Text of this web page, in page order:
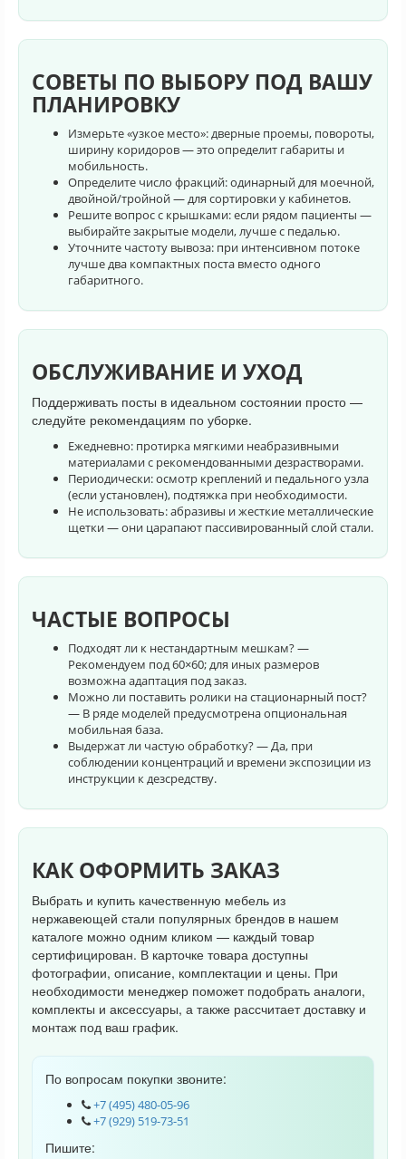
СОВЕТЫ ПО ВЫБОРУ ПОД ВАШУ
ПЛАНИРОВКУ
Измерьте «узкое место»: дверные проемы, повороты,
ширину коридоров — это определит габариты и
мобильность.
Определите число фракций: одинарный для моечной,
двойной/тройной — для сортировки у кабинетов.
Решите вопрос с крышками: если рядом пациенты —
выбирайте закрытые модели, лучше с педалью.
Уточните частоту вывоза: при интенсивном потоке
лучше два компактных поста вместо одного
габаритного.
ОБСЛУЖИВАНИЕ И УХОД
Поддерживать посты в идеальном состоянии просто —
следуйте рекомендациям по уборке.
Ежедневно: протирка мягкими неабразивными
материалами с рекомендованными дезрастворами.
Периодически: осмотр креплений и педального узла
(если установлен), подтяжка при необходимости.
Не использовать: абразивы и жесткие металлические
щетки — они царапают пассивированный слой стали.
ЧАСТЫЕ ВОПРОСЫ
Подходят ли к нестандартным мешкам? —
Рекомендуем под 60×60; для иных размеров
возможна адаптация под заказ.
Можно ли поставить ролики на стационарный пост?
— В ряде моделей предусмотрена опциональная
мобильная база.
Выдержат ли частую обработку? — Да, при
соблюдении концентраций и времени экспозиции из
инструкции к дезсредству.
КАК ОФОРМИТЬ ЗАКАЗ
Выбрать и купить качественную мебель из
нержавеющей стали популярных брендов в нашем
каталоге можно одним кликом — каждый товар
сертифицирован. В карточке товара доступны
фотографии, описание, комплектации и цены. При
необходимости менеджер поможет подобрать аналоги,
комплекты и аксессуары, а также рассчитает доставку и
монтаж под ваш график.
По вопросам покупки звоните:
+7 (495) 480-05-96
+7 (929) 519-73-51
Пишите: